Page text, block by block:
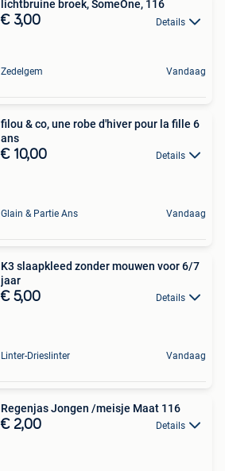
lichtbruine broek, SomeOne, 116
€ 3,00 Details
Zedelgem Vandaag
filou & co, une robe d'hiver pour la fille 6
ans
€ 10,00 Details
Glain & Partie Ans Vandaag
K3 slaapkleed zonder mouwen voor 6/7
jaar
€ 5,00 Details
Linter-Drieslinter Vandaag
Regenjas Jongen /meisje Maat 116
€ 2,00 Details